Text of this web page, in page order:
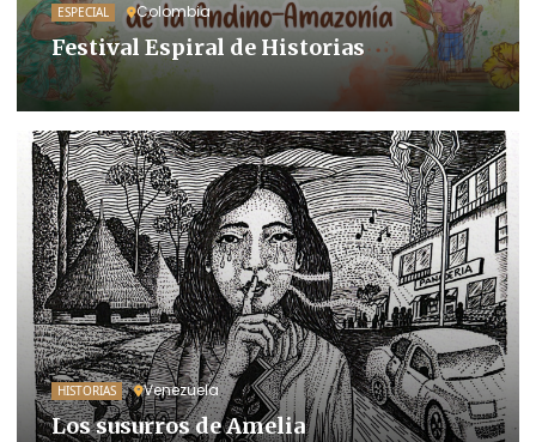
ESPECIAL Colombia
Festival Espiral de Historias
HISTORIAS Venezuela
Los susurros de Amelia